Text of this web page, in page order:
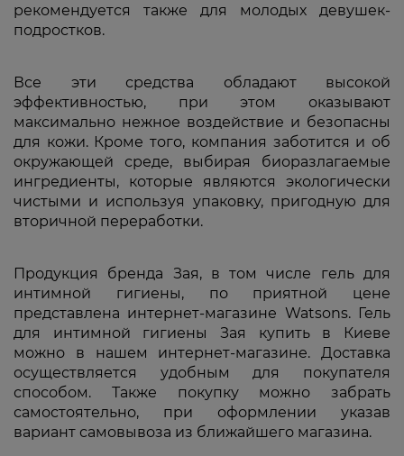
рекомендуется также для молодых девушек-
подростков.
Все эти средства обладают высокой
эффективностью, при этом оказывают
максимально нежное воздействие и безопасны
для кожи. Кроме того, компания заботится и об
окружающей среде, выбирая биоразлагаемые
ингредиенты, которые являются экологически
чистыми и используя упаковку, пригодную для
вторичной переработки.
Продукция бренда Зая, в том числе гель для
интимной гигиены, по приятной цене
представлена интернет-магазине Watsons. Гель
для интимной гигиены Зая купить в Киеве
можно в нашем интернет-магазине. Доставка
осуществляется удобным для покупателя
способом. Также покупку можно забрать
самостоятельно, при оформлении указав
вариант самовывоза из ближайшего магазина.